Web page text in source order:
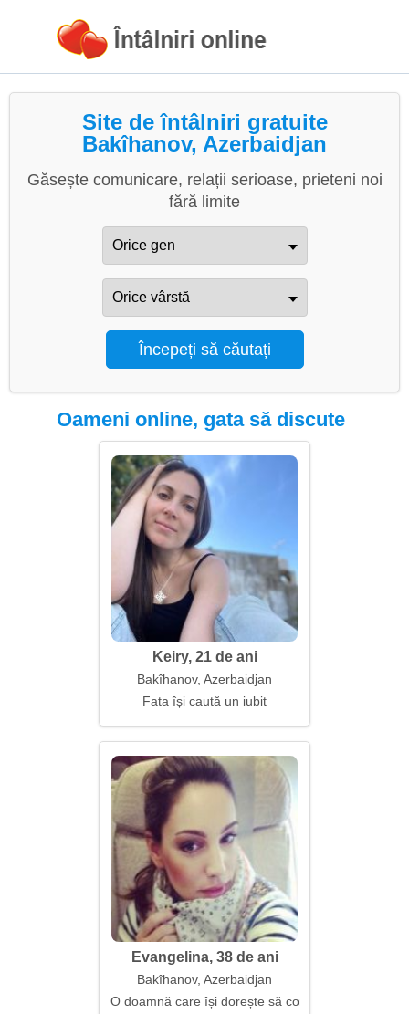
Site de întâlniri gratuite
Bakîhanov, Azerbaidjan
Găsește comunicare, relații serioase, prieteni noi
fără limite
Oameni online, gata să discute
Keiry, 21 de ani
Bakîhanov, Azerbaidjan
Fata își caută un iubit
Evangelina, 38 de ani
Bakîhanov, Azerbaidjan
O doamnă care își dorește să construiască o